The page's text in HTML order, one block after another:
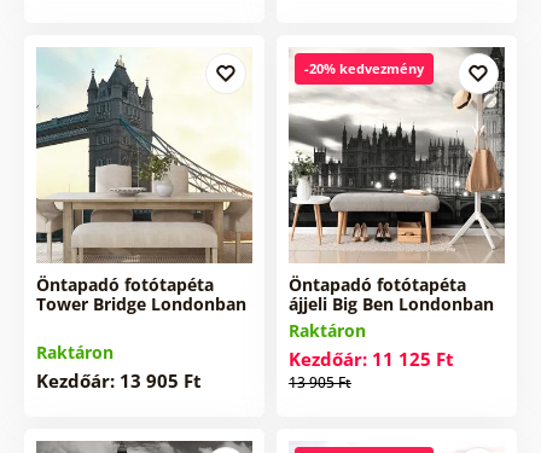
Öntapadó fotótapéta
Tower Bridge Londonban
Raktáron
Kezdőár: 13 905 Ft
-20% kedvezmény
Öntapadó fotótapéta
ájjeli Big Ben Londonban
Raktáron
Kezdőár: 11 125 Ft
13 905 Ft